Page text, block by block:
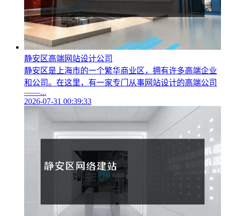
静安区高端网站设计公司
静安区是上海市的一个繁华商业区，拥有许多高端企业
和公司。在这里，有一家专门从事网站设计的高端公司
——...
2026-07-31 00:39:33